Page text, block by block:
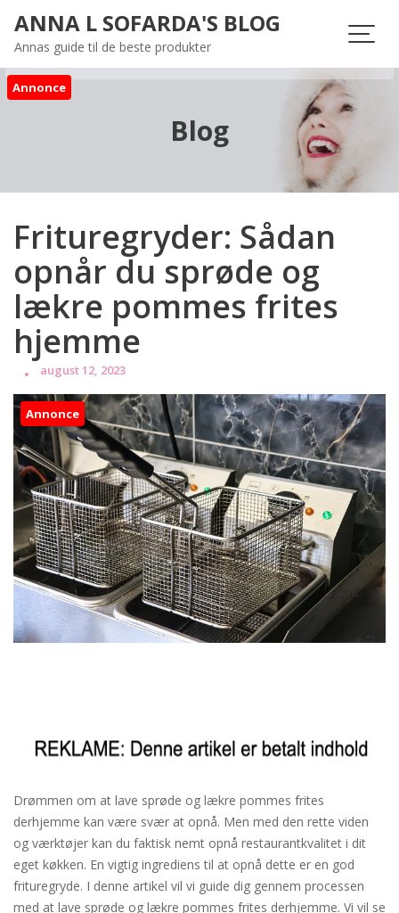
content
ANNA L SOFARDA'S BLOG
Annas guide til de beste produkter
Annonce
Blog
Frituregryder: Sådan
opnår du sprøde og
lækre pommes frites
hjemme
august 12, 2023
Annonce
Drømmen om at lave sprøde og lækre pommes frites
derhjemme kan være svær at opnå. Men med den rette viden
og værktøjer kan du faktisk nemt opnå restaurantkvalitet i dit
eget køkken. En vigtig ingrediens til at opnå dette er en god
frituregryde. I denne artikel vil vi guide dig gennem processen
med at lave sprøde og lækre pommes frites derhjemme. Vi vil se